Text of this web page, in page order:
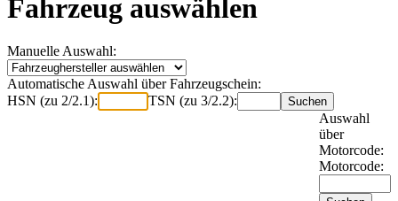
Fahrzeug auswählen
Manuelle Auswahl:
Automatische Auswahl über Fahrzeugschein:
HSN (zu 2/2.1):
TSN (zu 3/2.2):
Auswahl
über
Motorcode:
Motorcode: